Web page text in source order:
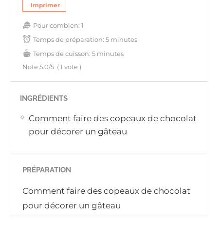
Imprimer
Pour combien: 1
Temps de préparation: 5 minutes
Temps de cuisson: 5 minutes
Note 5.0/5 (1 vote )
INGRÉDIENTS
Comment faire des copeaux de chocolat
pour décorer un gâteau
PRÉPARATION
Comment faire des copeaux de chocolat
pour décorer un gâteau